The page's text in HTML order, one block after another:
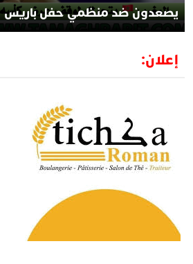
يصعدون ضد منظمي حفل باريس
إعلان: